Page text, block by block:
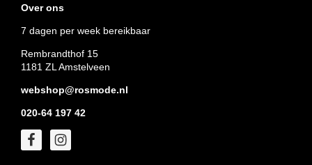
Over ons
7 dagen per week bereikbaar
Rembrandthof 15
1181 ZL Amstelveen
webshop@rosmode.nl
020-64 197 42